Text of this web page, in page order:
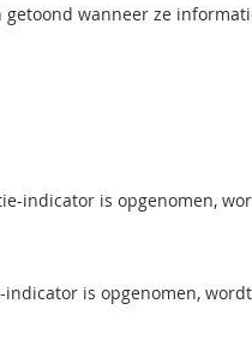
wanneer ze
indicator is opgenomen,
is opgenomen,